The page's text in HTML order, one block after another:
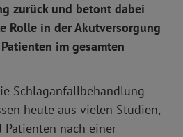
zurück und betont dabei
Rolle in der Akutversorgung
im gesamten
Schlaganfallbehandlung
heute aus vielen Studien,
Patienten nach einer